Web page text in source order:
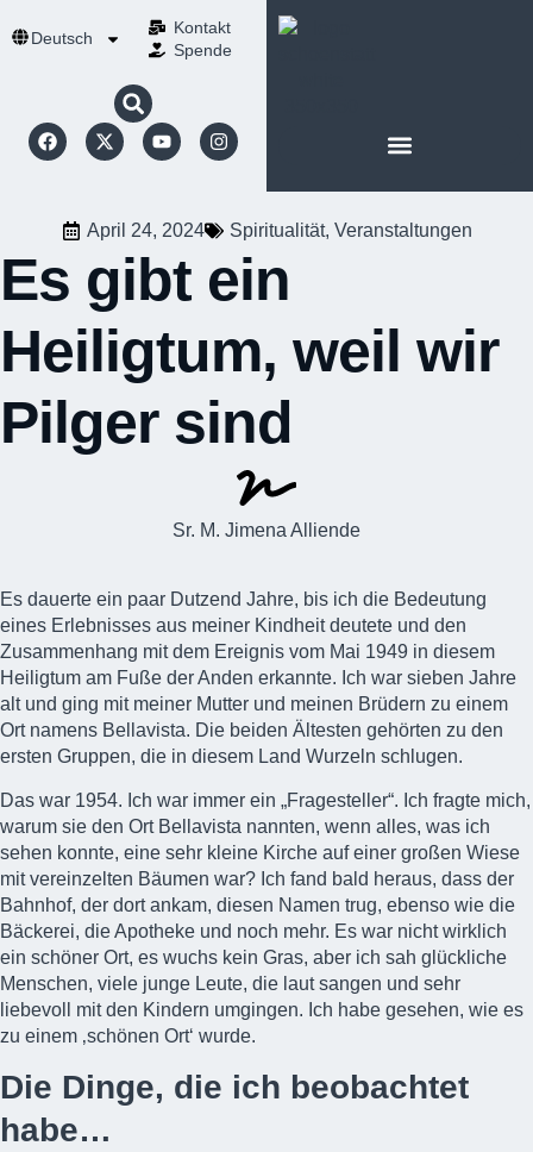
Deutsch
Kontakt
Spende
April 24, 2024 Spiritualität, Veranstaltungen
Es gibt ein
Heiligtum, weil wir
Pilger sind
Sr. M. Jimena Alliende
Es dauerte ein paar Dutzend Jahre, bis ich die Bedeutung
eines Erlebnisses aus meiner Kindheit deutete und den
Zusammenhang mit dem Ereignis vom Mai 1949 in diesem
Heiligtum am Fuße der Anden erkannte. Ich war sieben Jahre
alt und ging mit meiner Mutter und meinen Brüdern zu einem
Ort namens Bellavista. Die beiden Ältesten gehörten zu den
ersten Gruppen, die in diesem Land Wurzeln schlugen.
Das war 1954. Ich war immer ein „Fragesteller“. Ich fragte mich,
warum sie den Ort Bellavista nannten, wenn alles, was ich
sehen konnte, eine sehr kleine Kirche auf einer großen Wiese
mit vereinzelten Bäumen war? Ich fand bald heraus, dass der
Bahnhof, der dort ankam, diesen Namen trug, ebenso wie die
Bäckerei, die Apotheke und noch mehr. Es war nicht wirklich
ein schöner Ort, es wuchs kein Gras, aber ich sah glückliche
Menschen, viele junge Leute, die laut sangen und sehr
liebevoll mit den Kindern umgingen. Ich habe gesehen, wie es
zu einem ‚schönen Ort‘ wurde.
Die Dinge, die ich beobachtet
habe…